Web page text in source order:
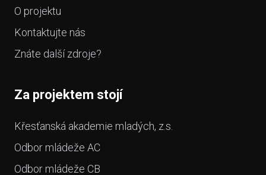
O projektu
Kontaktujte nás
Znáte další zdroje?
Za projektem stojí
Křesťanská akademie mladých, z.s.
Odbor mládeže AC
Odbor mládeže CB